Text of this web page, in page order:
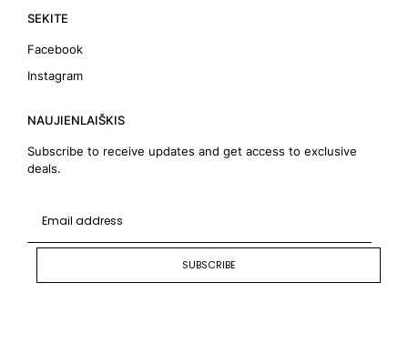
SEKITE
Facebook
Instagram
NAUJIENLAIŠKIS
Subscribe to receive updates and get access to exclusive
deals.
SUBSCRIBE